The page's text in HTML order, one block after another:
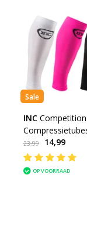
Sale
INC Competition
23,99 14,99
OP VOORRAAD